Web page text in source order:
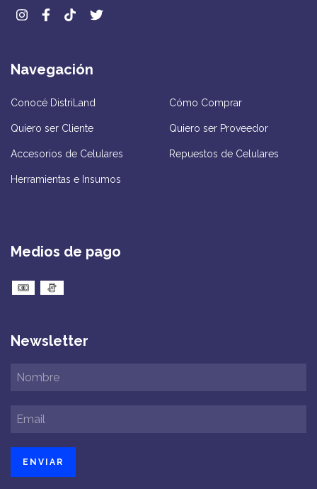
Navegación
Conocé DistriLand Cómo Comprar
Quiero ser Cliente Quiero ser Proveedor
Accesorios de Celulares Repuestos de Celulares
Herramientas e Insumos
Medios de pago
Newsletter